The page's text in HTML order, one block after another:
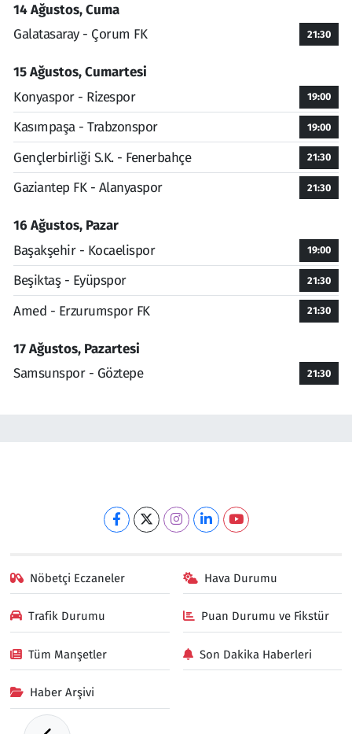
14 Ağustos, Cuma
Galatasaray - Çorum FK
21:30
15 Ağustos, Cumartesi
Konyaspor - Rizespor
19:00
Kasımpaşa - Trabzonspor 19:00
Gençlerbirliği S.K. - Fenerbahçe 21:30
Gaziantep FK - Alanyaspor 21:30
16 Ağustos, Pazar
Başakşehir - Kocaelispor
19:00
Beşiktaş - Eyüpspor 21:30
Amed - Erzurumspor FK 21:30
17 Ağustos, Pazartesi
Samsunspor - Göztepe
21:30
Nöbetçi Eczaneler Hava Durumu
Trafik Durumu Puan Durumu ve Fikstür
Tüm Manşetler Son Dakika Haberleri
Haber Arşivi